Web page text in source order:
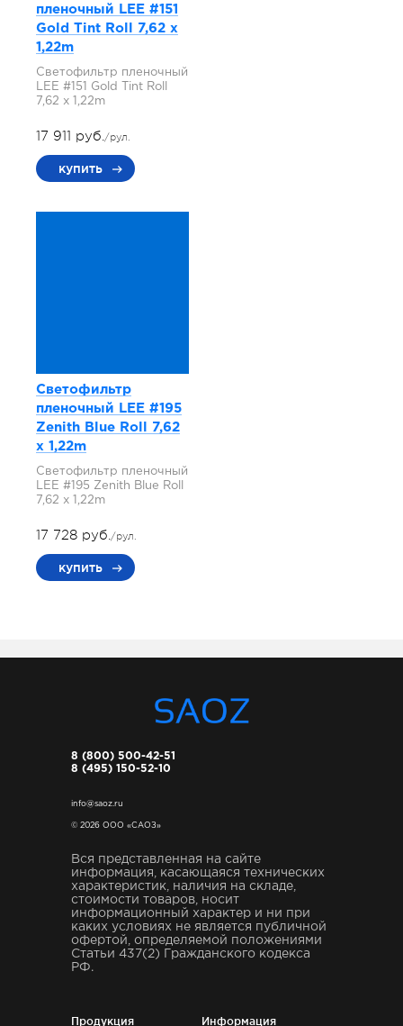
пленочный LEE #151
Gold Tint Roll 7,62 x
1,22m
Светофильтр пленочный
LEE #151 Gold Tint Roll
7,62 x 1,22m
17 911 руб./рул.
купить
Светофильтр
пленочный LEE #195
Zenith Blue Roll 7,62
x 1,22m
Светофильтр пленочный
LEE #195 Zenith Blue Roll
7,62 x 1,22m
17 728 руб./рул.
купить
8 (800) 500-42-51
8 (495) 150-52-10
info@saoz.ru
© 2026 ООО «САОЗ»
Вся представленная на сайте
информация, касающаяся технических
характеристик, наличия на складе,
стоимости товаров, носит
информационный характер и ни при
каких условиях не является публичной
офертой, определяемой положениями
Статьи 437(2) Гражданского кодекса
РФ.
Продукция Информация